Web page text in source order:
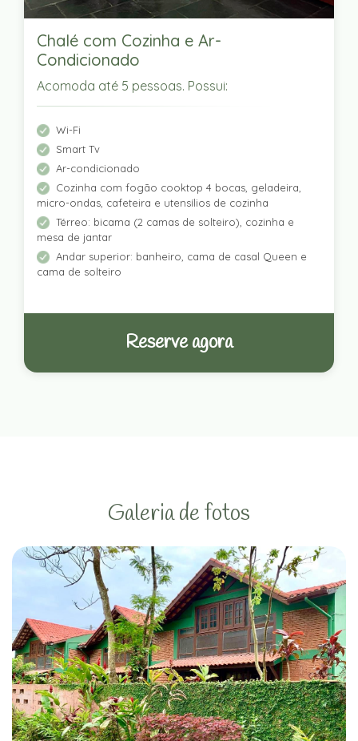
Chalé com Cozinha e Ar-
Condicionado
Acomoda até 5 pessoas. Possui:
Wi-Fi
Smart Tv
Ar-condicionado
Cozinha com fogão cooktop 4 bocas, geladeira,
micro-ondas, cafeteira e utensílios de cozinha
Térreo: bicama (2 camas de solteiro), cozinha e
mesa de jantar
Andar superior: banheiro, cama de casal Queen e
cama de solteiro
Reserve agora
Galeria de fotos